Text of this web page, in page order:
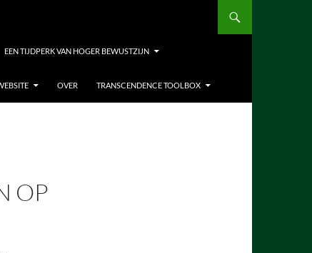
EEN TIJDPERK VAN HOGER BEWUSTZIJN
OVER TRANSCENDENCE TOOLBOX
OP